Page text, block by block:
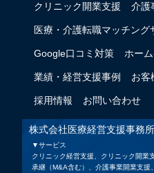
クリニック開業支援 介護
医療・介護転職マッチング
Google口コミ対策 ホー
業績・経営支援事例 お客
採用情報 お問い合わせ
株式会社医療経営支援事務所
▼サービス
クリニック経営支援、クリニック開業
承継（M&A含む）、介護事業開業支援